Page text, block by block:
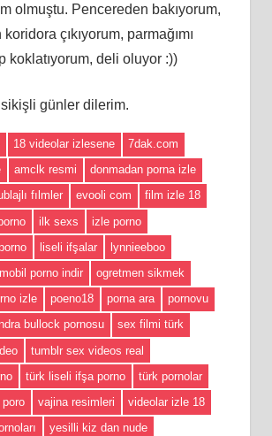
olmuştu. Pencereden bakıyorum,
çıkıyorum, parmağımı
koklatıyorum, deli oluyor :))
günler dilerim.
18 videolar izlesene
7dak.com
amclk resmi
donmadan porna izle
fılmler
evooli com
film izle 18
ilk sexs
izle porno
liseli ifşalar
lynnieeboo
mobil porno indir
ogretmen sikmek
izle poeno18 porna ara
pornovu
bullock pornosu
sex filmi türk
tumblr sex videos real
türk liseli ifşa porno
türk pornolar
poro
vajina resimleri
videolar izle 18
yesilli kiz dan nude